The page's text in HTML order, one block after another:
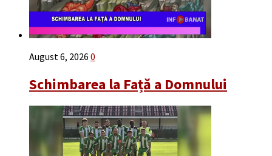
August 6, 2026 0
Schimbarea la Față a Domnului